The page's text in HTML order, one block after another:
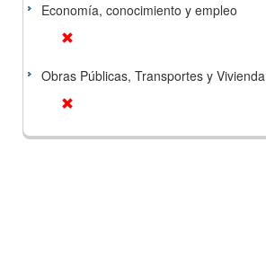
Economía, conocimiento y empleo
Obras Públicas, Transportes y Vivienda